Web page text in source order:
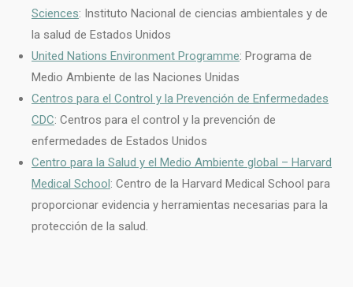
Sciences: Instituto Nacional de ciencias ambientales y de
la salud de Estados Unidos
United Nations Environment Programme: Programa de
Medio Ambiente de las Naciones Unidas
Centros para el Control y la Prevención de Enfermedades
CDC: Centros para el control y la prevención de
enfermedades de Estados Unidos
Centro para la Salud y el Medio Ambiente global – Harvard
Medical School: Centro de la Harvard Medical School para
proporcionar evidencia y herramientas necesarias para la
protección de la salud.